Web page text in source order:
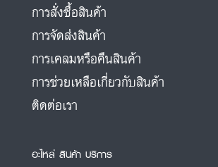
การสั่งซื้อสินค้า
การจัดส่งสินค้า
การเคลมหรือคืนสินค้า
การช่วยเหลือเกี่ยวกับสินค้า
ติดต่อเรา
อะไหล่ สินค้า บริการ